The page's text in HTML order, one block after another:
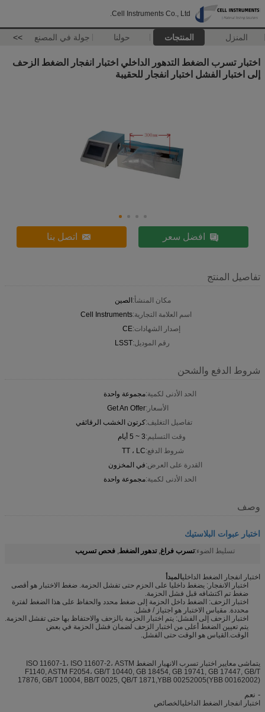
Cell Instruments Co., Ltd.
المنزل المنتجات حولنا جولة في المصنع >>
اختبار تسرب الضغط التدهور الداخلي اختبار انفجار الضغط الزحف
إلى اختبار الفشل اختبار انفجار للحقيبة
افضل سعر اتصل بنا
تفاصيل المنتج
مكان المنشأ:الصين
اسم العلامة التجارية:Cell Instruments
إصدار الشهادات:CE
رقم الموديل:LSST
شروط الدفع والشحن
الحد الأدنى لكمية:مجموعة واحدة
الأسعار:Get An Offer
تفاصيل التغليف:كرتون الخشب الرقائقي
وقت التسليم:3 ~ 5 أيام
شروط الدفع:TT ، LC
القدرة على العرض:في المخزون
الحد الأدنى لكمية:مجموعة واحدة
وصف
اختبار عبوات البلاستيك
تسليط الضوء:تسرب فراغ,تدهور الضغط, فحص تسريب
اختبار انفجار الضغط الداخليالمبدأ
اختبار الانفجار: يضغط داخليا على الحزم حتى تفشل الحزمة. ضغط الاختبار هو أقصى
ضغط تم اكتشافه قبل فشل الحزمة.
اختبار الزحف: الضغط داخل الحزمة إلى ضغط محدد والحفاظ على هذا الضغط لفترة
محددة. مقياس الاختبار هو اجتياز / فشل.
اختبار الزحف إلى الفشل: يتم اختبار الحزمة بالزحف والاحتفاظ بها حتى تفشل الحزمة.
يتم تعيين الضغط أعلى من اختبار الزحف لضمان فشل الحزمة في بعض
الوقت.القياس هو الوقت حتى الفشل.
يتماشى معايير اختبار تسرب الانهيار الضغط ISO 11607-1، ISO 11607-2، ASTM
F1140, ASTM F2054، GB/T 10440, GB 18454, GB 19741, GB 17447, GB/T
17876, GB/T 10004, BB/T 0025, QB/T 1871,YBB 00252005(YBB 00162002)
- نعم
اختبار انفجار الضغط الداخليالخصائص